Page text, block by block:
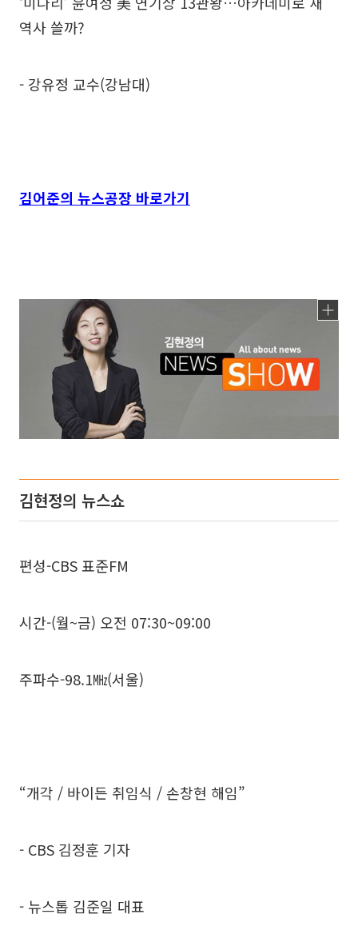
역사 쓸까?
- 강유정 교수(강남대)
김어준의 뉴스공장 바로가기
김현정의 뉴스쇼
편성-CBS 표준FM
시간-(월~금) 오전 07:30~09:00
주파수-98.1㎒(서울)
“개각 / 바이든 취임식 / 손창현 해임”
- CBS 김정훈 기자
- 뉴스톱 김준일 대표